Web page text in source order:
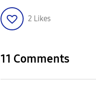
2 Likes
11 Comments